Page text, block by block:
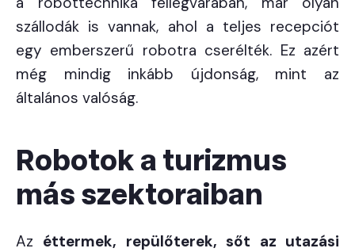
szállodák is vannak, ahol a teljes recepciót
egy emberszerű robotra cserélték. Ez azért
még mindig inkább újdonság, mint az
általános valóság.
Robotok a turizmus
más szektoraiban
Az éttermek, repülőterek, sőt az utazási